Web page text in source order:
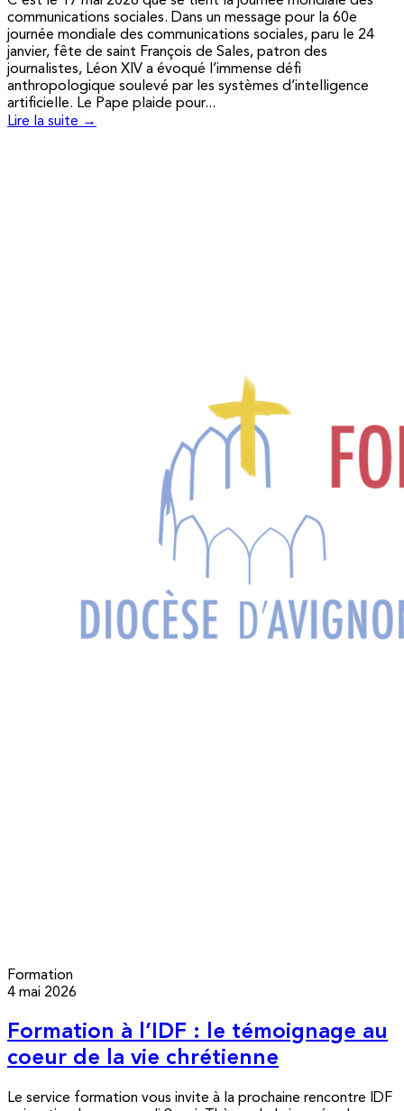
communications sociales. Dans un message pour la 60e
journée mondiale des communications sociales, paru le 24
janvier, fête de saint François de Sales, patron des
journalistes, Léon XIV a évoqué l’immense défi
anthropologique soulevé par les systèmes d’intelligence
artificielle. Le Pape plaide pour...
Lire la suite →
Formation
4 mai 2026
Formation à l’IDF : le témoignage au
coeur de la vie chrétienne
Le service formation vous invite à la prochaine rencontre IDF